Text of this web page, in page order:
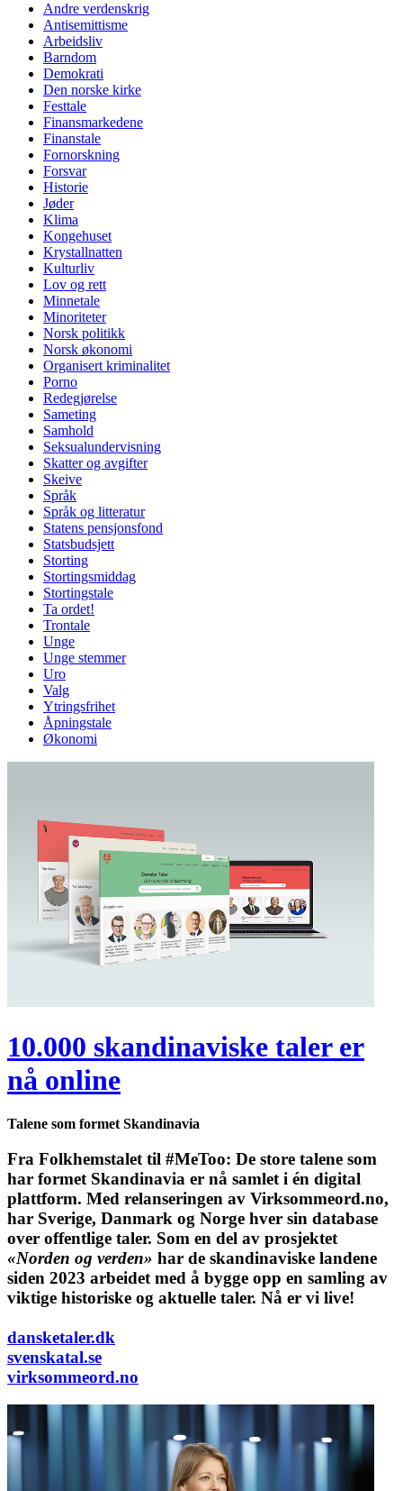
Andre verdenskrig
Antisemittisme
Arbeidsliv
Barndom
Demokrati
Den norske kirke
Festtale
Finansmarkedene
Finanstale
Fornorskning
Forsvar
Historie
Jøder
Klima
Kongehuset
Krystallnatten
Kulturliv
Lov og rett
Minnetale
Minoriteter
Norsk politikk
Norsk økonomi
Organisert kriminalitet
Porno
Redegjørelse
Sameting
Samhold
Seksualundervisning
Skatter og avgifter
Skeive
Språk
Språk og litteratur
Statens pensjonsfond
Statsbudsjett
Storting
Stortingsmiddag
Stortingstale
Ta ordet!
Trontale
Unge
Unge stemmer
Uro
Valg
Ytringsfrihet
Åpningstale
Økonomi
10.000 skandinaviske taler er
nå online
Talene som formet Skandinavia
Fra Folkhemstalet til #MeToo: De store talene som
har formet Skandinavia er nå samlet i én digital
plattform. Med relanseringen av Virksommeord.no,
har Sverige, Danmark og Norge hver sin database
over offentlige taler. Som en del av prosjektet
«Norden og verden» har de skandinaviske landene
siden 2023 arbeidet med å bygge opp en samling av
viktige historiske og aktuelle taler. Nå er vi live!
dansketaler.dk
svenskatal.se
virksommeord.no